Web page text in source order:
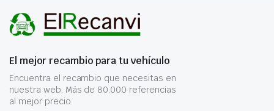
El mejor recambio para tu vehículo
Encuentra el recambio que necesitas en
nuestra web. Más de 80.000 referencias
al mejor precio.